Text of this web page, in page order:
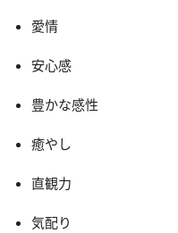
愛情
安心感
豊かな感性
癒やし
直観力
気配り